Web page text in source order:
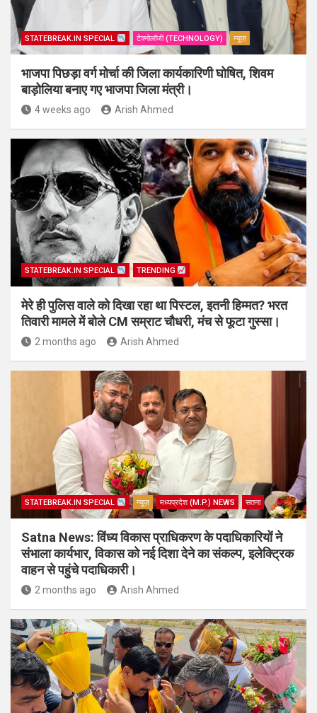
STATEBREAK.IN SPECIAL टेक्नोलॉजी (TECHNOLOGY) न्यूज़
भाजपा पिछड़ा वर्ग मोर्चा की जिला कार्यकारिणी घोषित, शिवम
बाड़ोलिया बनाए गए भाजपा जिला मंत्री।
4 weeks ago Arish Ahmed
STATEBREAK.IN SPECIAL TRENDING
मेरे ही पुलिस वाले को दिखा रहा था पिस्टल, इतनी हिम्मत? भरत
तिवारी मामले में बोले CM सम्राट चौधरी, मंच से फूटा गुस्सा।
2 months ago Arish Ahmed
STATEBREAK.IN SPECIAL न्यूज़ मध्यप्रदेश (M.P.) NEWS सतना
Satna News: विंध्य विकास प्राधिकरण के पदाधिकारियों ने
संभाला कार्यभार, विकास को नई दिशा देने का संकल्प, इलेक्ट्रिक
वाहन से पहुंचे पदाधिकारी।
2 months ago Arish Ahmed